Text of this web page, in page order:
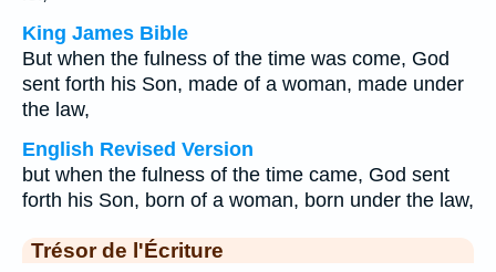
King James Bible
But when the fulness of the time was come, God
sent forth his Son, made of a woman, made under
the law,
English Revised Version
but when the fulness of the time came, God sent
forth his Son, born of a woman, born under the law,
Trésor de l'Écriture